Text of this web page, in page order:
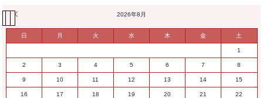
2026年8月
日 月 火 水 木 金 土
1
2 3 4 5 6 7 8
9 10 11 12 13 14 15
16 17 18 19 20 21 22